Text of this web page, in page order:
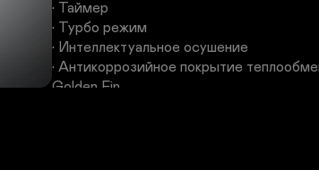
• Таймер
• Турбо режим
• Интеллектуальное осушение
• Антикоррозийное покрытие
Golden Fin